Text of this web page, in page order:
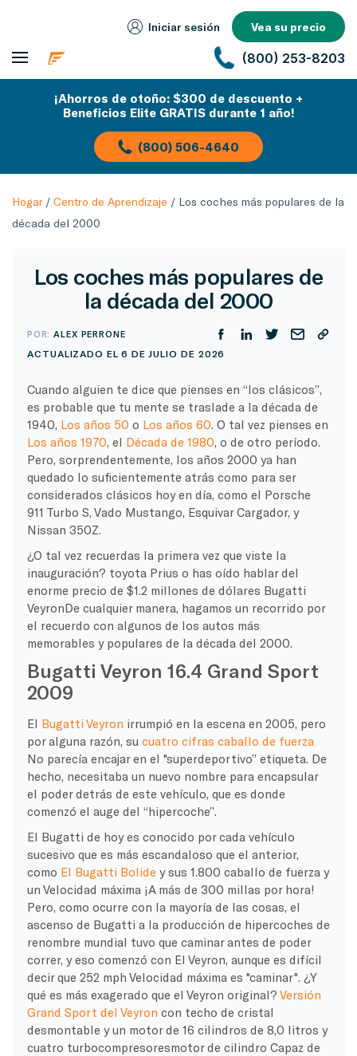
Iniciar sesión Vea su precio
(800) 253-8203
¡Ahorros de otoño: $300 de descuento +
Beneficios Elite GRATIS durante 1 año!
(800) 506-4640
Hogar/ Centro de Aprendizaje / Los coches más populares de la
década del 2000
Los coches más populares de
la década del 2000
POR:ALEX PERRONE
ACTUALIZADO EL 6 DE JULIO DE 2026
Cuando alguien te dice que pienses en “los clásicos”,
es probable que tu mente se traslade a la década de
1940, Los años 50 o Los años 60. O tal vez pienses en
Los años 1970, el Década de 1980, o de otro período.
Pero, sorprendentemente, los años 2000 ya han
quedado lo suficientemente atrás como para ser
considerados clásicos hoy en día, como el Porsche
911 Turbo S, Vado Mustango, EsquivarCargador, y
Nissan 350Z.
¿O tal vez recuerdas la primera vez que viste la
inauguración? toyota Prius o has oído hablar del
enorme precio de $1.2 millones de dólares Bugatti
VeyronDe cualquier manera, hagamos un recorrido por
el recuerdo con algunos de los autos más
memorables y populares de la década del 2000.
Bugatti Veyron 16.4 Grand Sport
2009
El Bugatti Veyron irrumpió en la escena en 2005, pero
por alguna razón, su cuatro cifras caballo de fuerza
No parecía encajar en el "superdeportivo” etiqueta. De
hecho, necesitaba un nuevo nombre para encapsular
el poder detrás de este vehículo, que es donde
comenzó el auge del “hipercoche”.
El Bugatti de hoy es conocido por cada vehículo
sucesivo que es más escandaloso que el anterior,
como El Bugatti Bolide y sus 1.800 caballo de fuerza y
un Velocidad máxima ¡A más de 300 millas por hora!
Pero, como ocurre con la mayoría de las cosas, el
ascenso de Bugatti a la producción de hipercoches de
renombre mundial tuvo que caminar antes de poder
correr, y eso comenzó con El Veyron, aunque es difícil
decir que 252 mph Velocidad máxima es "caminar". ¿Y
qué es más exagerado que el Veyron original? Versión
Grand Sport del Veyron con techo de cristal
desmontable y un motor de 16 cilindros de 8,0 litros y
cuatro turbocompresoresmotor de cilindro Capaz de